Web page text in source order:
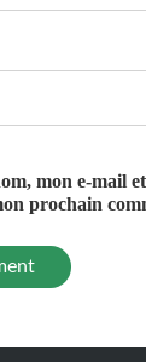
mon e-mail
prochain